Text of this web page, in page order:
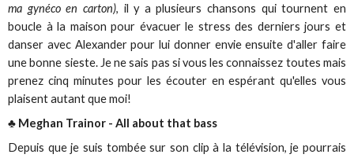
ma gynéco en carton), il y a plusieurs chansons qui tournent en
boucle à la maison pour évacuer le stress des derniers jours et
danser avec Alexander pour lui donner envie ensuite d'aller faire
une bonne sieste. Je ne sais pas si vous les connaissez toutes mais
prenez cinq minutes pour les écouter en espérant qu'elles vous
plaisent autant que moi!
♣ Meghan Trainor - All about that bass
Depuis que je suis tombée sur son clip à la télévision, je pourrais